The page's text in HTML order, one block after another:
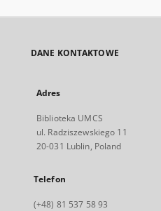
DANE KONTAKTOWE
Adres
Biblioteka UMCS
ul. Radziszewskiego 11
20-031 Lublin, Poland
Telefon
(+48) 81 537 58 93